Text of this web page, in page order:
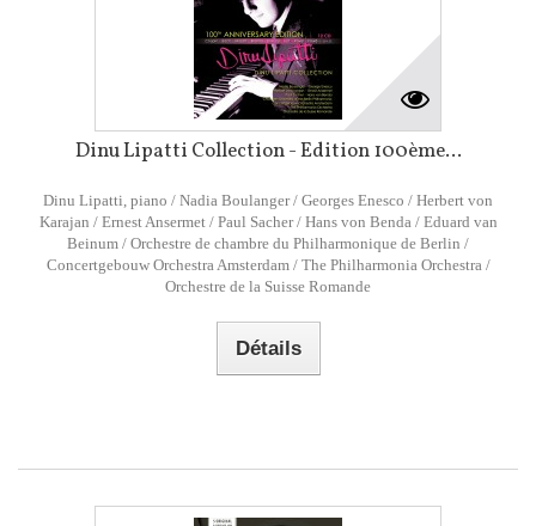
Dinu Lipatti Collection - Edition 100ème...
Dinu Lipatti, piano / Nadia Boulanger / Georges Enesco / Herbert von
Karajan / Ernest Ansermet / Paul Sacher / Hans von Benda / Eduard van
Beinum / Orchestre de chambre du Philharmonique de Berlin /
Concertgebouw Orchestra Amsterdam / The Philharmonia Orchestra /
Orchestre de la Suisse Romande
Détails